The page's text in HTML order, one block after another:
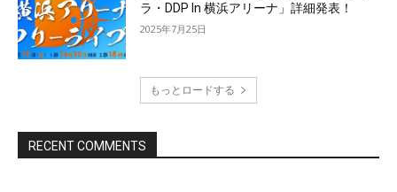
ラ・DDP In 横浜アリーナ」詳細発表！
2025年7月25日
もっとロードする
RECENT COMMENTS